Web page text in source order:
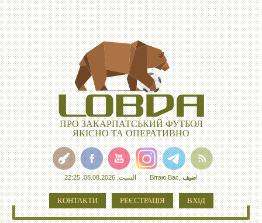
ПРО ЗАКАРПАТСЬКИЙ ФУТБОЛ
ЯКІСНО ТА ОПЕРАТИВНО
السبت, 08.08.2026, 22:25 Вітаю Вас,ضيف!
КОНТАКТИ РЕЄСТРАЦІЯ ВХІД